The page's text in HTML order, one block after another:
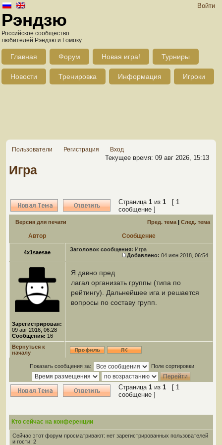
Войти
Рэндзю
Российское сообщество
любителей Рэндзю и Гомоку
Главная Форум Новая игра! Турниры
Новости Тренировка Информация Игроки
Пользователи Регистрация Вход
Текущее время: 09 авг 2026, 15:13
Игра
Страница 1 из 1 [ 1
сообщение ]
Версия для печати Пред. тема | След. тема
Автор Сообщение
4x1saesae Заголовок сообщения: Игра
Добавлено: 04 июн 2018, 06:54
Зарегистрирован:
09 авг 2016, 06:28
Сообщения: 16
Я давно пред
лагал организать группы (типа по
рейтингу). Дальнейшее ига и решается
вопросы по составу групп.
Вернуться к
началу
Показать сообщения за: Поле сортировки
Страница 1 из 1 [ 1
сообщение ]
Кто сейчас на конференции
Сейчас этот форум просматривают: нет зарегистрированных пользователей
и гости: 2